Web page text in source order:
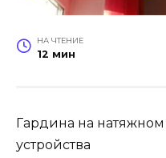
НА ЧТЕНИЕ
12 мин
Гардина на натяжном
устройства